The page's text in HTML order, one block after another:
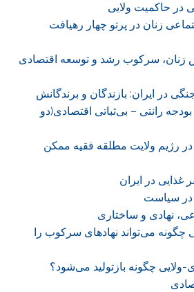
در حاکمیت ولایی
زنان در پرتو چهار رهیافت
سرکوب رشد و توسعه اقتصادی
در ایران: بازندگان و برندگانش
بودجه رانتی – بی‌ثباتی اقتصادی(دو
در رژیم ولایت مطلقه فقیه ممکن
غذایی در ایران
در سیاست
نهادی و ساختاری
می‌تواند نهادهای سرکوب را
ولایی چگونه بازتولید می‌شود؟